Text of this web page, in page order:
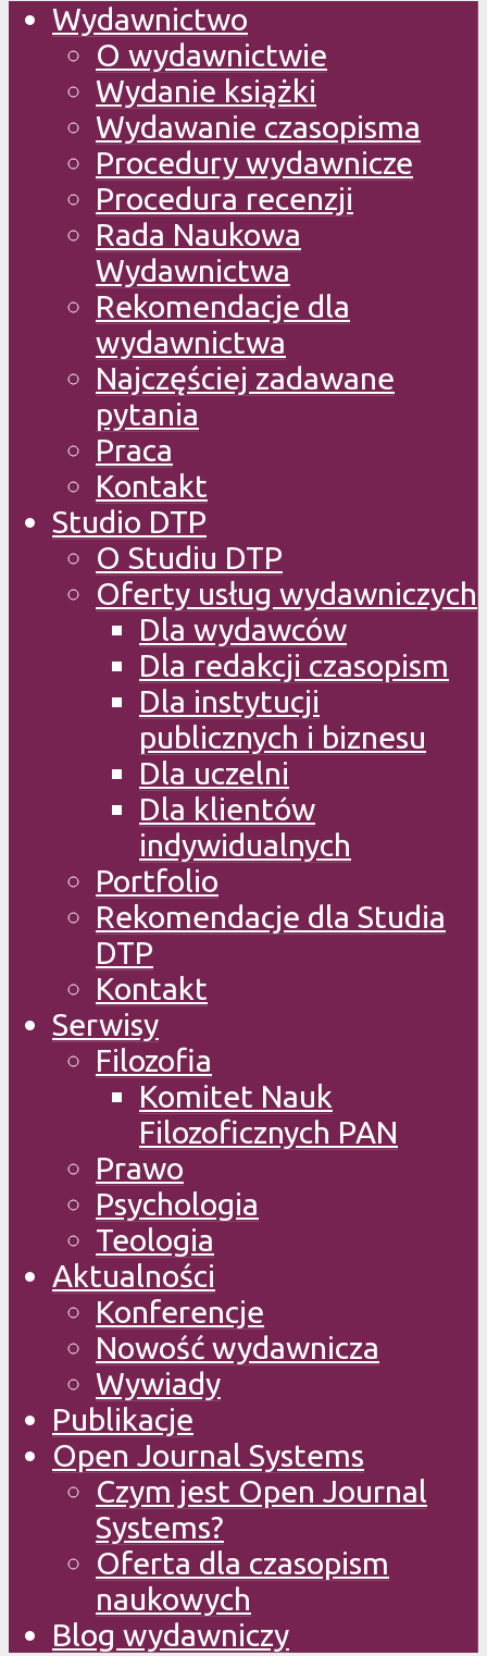
Wydawnictwo
O wydawnictwie
Wydanie książki
Wydawanie czasopisma
Procedury wydawnicze
Procedura recenzji
Rada Naukowa
Wydawnictwa
Rekomendacje dla
wydawnictwa
Najczęściej zadawane
pytania
Praca
Kontakt
Studio DTP
O Studiu DTP
Oferty usług wydawniczych
Dla wydawców
Dla redakcji czasopism
Dla instytucji
publicznych i biznesu
Dla uczelni
Dla klientów
indywidualnych
Portfolio
Rekomendacje dla Studia
DTP
Kontakt
Serwisy
Filozofia
Komitet Nauk
Filozoficznych PAN
Prawo
Psychologia
Teologia
Aktualności
Konferencje
Nowość wydawnicza
Wywiady
Publikacje
Open Journal Systems
Czym jest Open Journal
Systems?
Oferta dla czasopism
naukowych
Blog wydawniczy